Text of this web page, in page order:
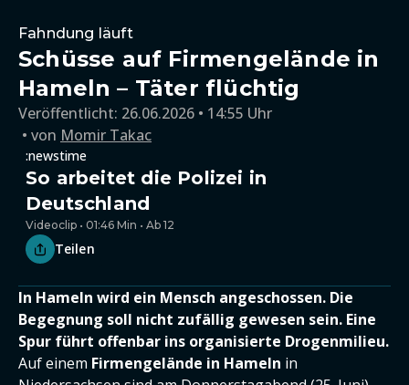
Fahndung läuft
Schüsse auf Firmengelände in
Hameln – Täter flüchtig
Veröffentlicht: 26.06.2026 • 14:55 Uhr
von Momir Takac
:newstime
So arbeitet die Polizei in
Deutschland
Videoclip • 01:46 Min • Ab 12
Teilen
In Hameln wird ein Mensch angeschossen. Die
Begegnung soll nicht zufällig gewesen sein. Eine
Spur führt offenbar ins organisierte Drogenmilieu.
Auf einem Firmengelände in Hameln in